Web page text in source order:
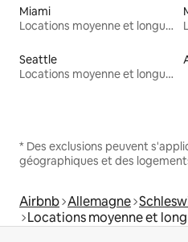
Miami
Locations moyenne et longue durée
Seattle
Locations moyenne et longue durée
* Des exclusions peuvent
géographiques et des
Airbnb Allemagne
Locations moyenne et